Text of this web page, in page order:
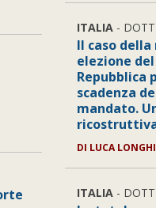
ITALIA -
Il caso
elezione
Repubblica
scadenza
mandato.
DI LUCA LONGHI
ITALIA -